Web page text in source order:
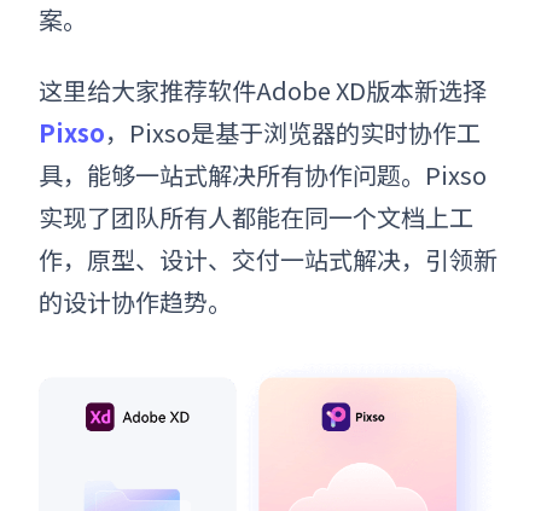
案。
这里给大家推荐软件Adobe XD版本新选择
Pixso，Pixso是基于浏览器的实时协作工
具，能够一站式解决所有协作问题。Pixso
实现了团队所有人都能在同一个文档上工
作，原型、设计、交付一站式解决，引领新
的设计协作趋势。